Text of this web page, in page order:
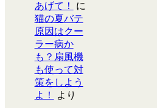
あげて！
に
猫の夏バテ
原因はクー
ラー病か
も？扇風機
も使って対
策をしよう
よ！
より